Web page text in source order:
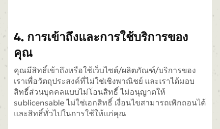
4. การเข้าถึงและการใช้บริการของ
คุณ
คุณมีสิทธิ์เข้าถึงหรือใช้เว็บไซต์/ผลิตภัณฑ์/บริการของ
เราเพื่อวัตถุประสงค์ที่ไม่ใช่เชิงพาณิชย์ และเราได้มอบ
สิทธิ์ส่วนบุคคลแบบไม่โอนสิทธิ์ ไม่อนุญาตให้
sublicensable ไม่ใช่เอกสิทธิ์ เงื่อนไขสามารถเพิกถอนได้
และสิทธิ์ทั่วไปในการใช้ให้แก่คุณ